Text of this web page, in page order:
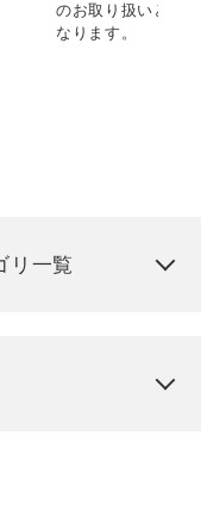
のお取り扱いと
なります。
リ一覧